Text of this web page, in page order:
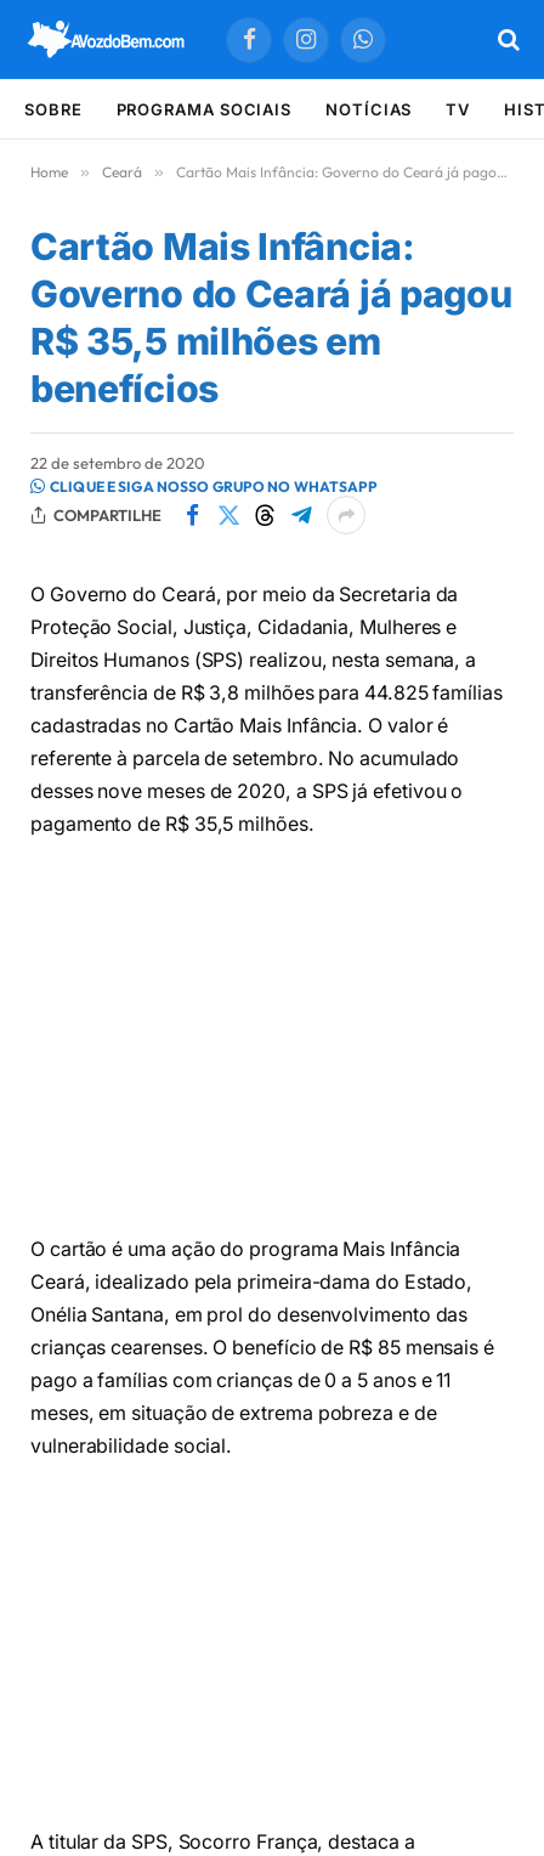
FacebookInstagramWhatsApp
SOBRE PROGRAMA SOCIAIS NOTÍCIAS TV
Home » Ceará » Cartão Mais Infância: Governo do Ceará já pagou R$ 35,5 milhões em benefícios
Cartão Mais Infância:
Governo do Ceará já pagou
R$ 35,5 milhões em
benefícios
22 de setembro de 2020
CLIQUE E SIGA NOSSO GRUPO NO WHATSAPP
COMPARTILHE
O Governo do Ceará, por meio da Secretaria da
Proteção Social, Justiça, Cidadania, Mulheres e
Direitos Humanos (SPS) realizou, nesta semana, a
transferência de R$ 3,8 milhões para 44.825 famílias
cadastradas no Cartão Mais Infância. O valor é
referente à parcela de setembro. No acumulado
desses nove meses de 2020, a SPS já efetivou o
pagamento de R$ 35,5 milhões.
O cartão é uma ação do programa Mais Infância
Ceará, idealizado pela primeira-dama do Estado,
Onélia Santana, em prol do desenvolvimento das
crianças cearenses. O benefício de R$ 85 mensais é
pago a famílias com crianças de 0 a 5 anos e 11
meses, em situação de extrema pobreza e de
vulnerabilidade social.
A titular da SPS, Socorro França, destaca a